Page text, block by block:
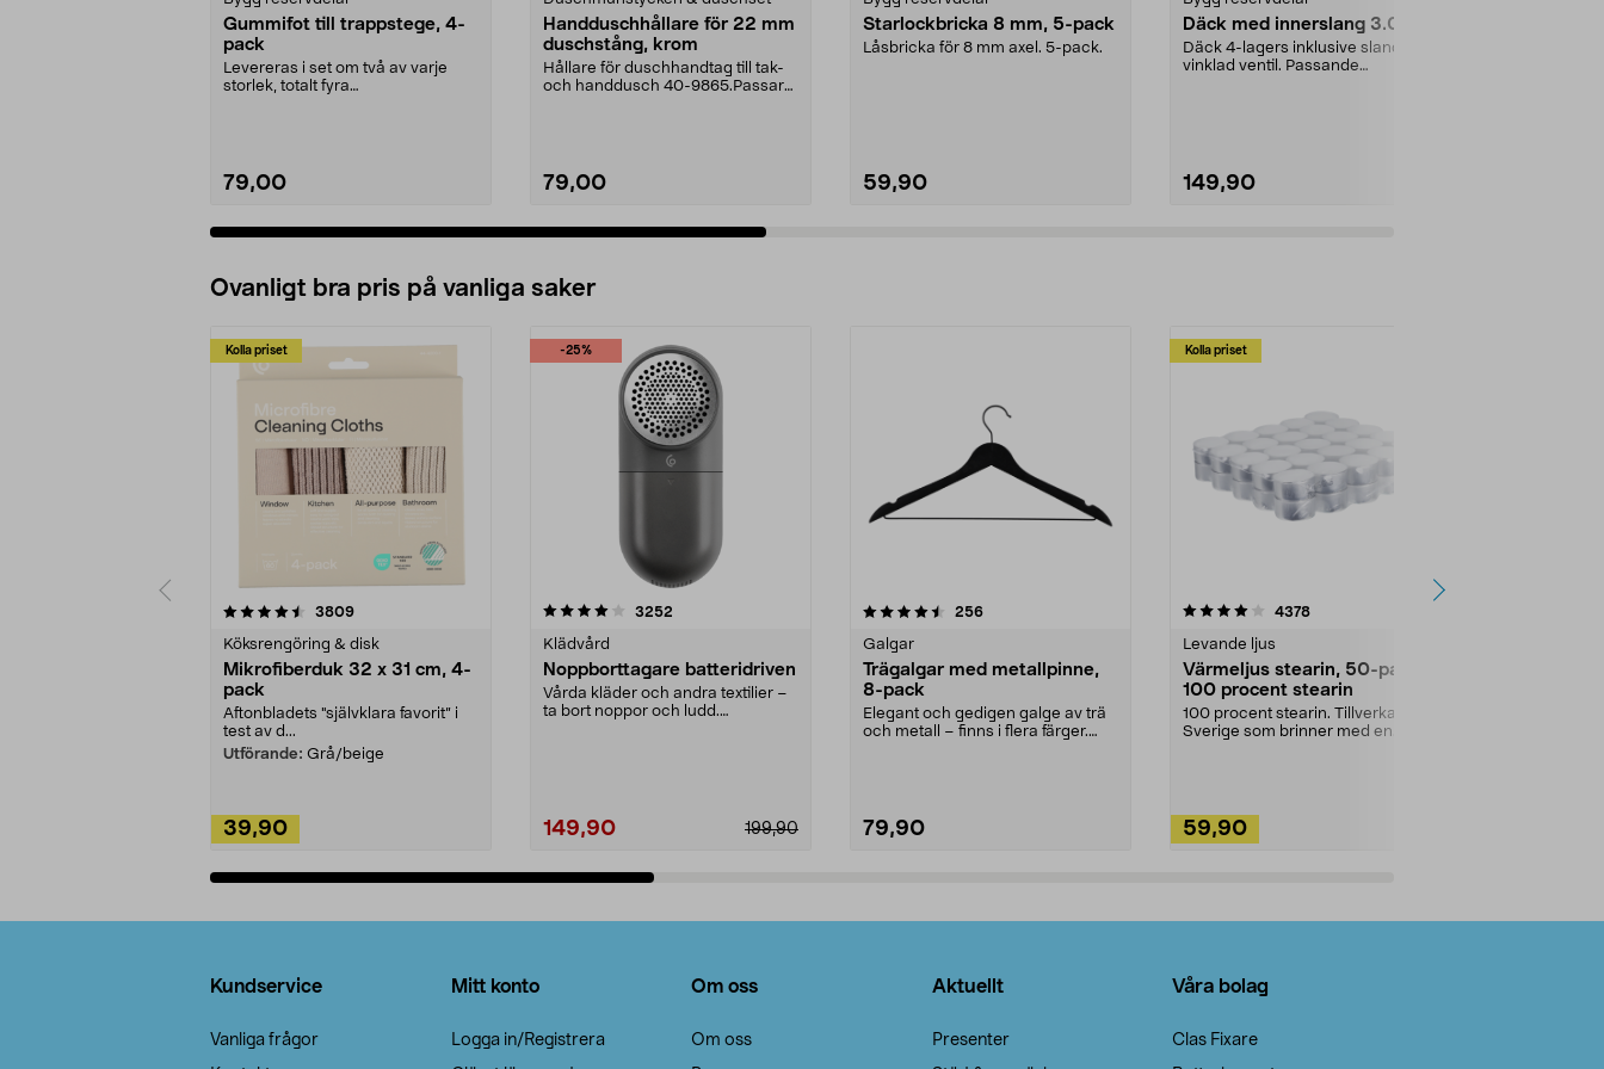
Gummifot till trappstege, 4-
pack
Levereras i set om två av varje
storlek, totalt fyra
79,00
Handduschhållare för 22 mm
duschstång, krom
Hållare för duschhandtag till tak-
och handdusch 40-9865.Passar
79,00
Starlockbricka 8 mm, 5-pack
Låsbricka för 8 mm axel. 5-pack.
59,90
Däck med innerslang 3.00-4
Däck 4-lagers inklusive slang med
vinklad ventil. Passande
149,90
Ovanligt bra pris på vanliga saker
Kolla priset
3809recensioner
Köksrengöring & disk
Mikrofiberduk 32 x 31 cm, 4-
pack
Aftonbladets "självklara favorit” i
test av d...
Utförande: Grå/beige
39,90
-25%
4.0av 5 stjärnor 3252
Klädvård
Noppborttagare batteridriven
Vårda kläder och andra textilier –
ta bort noppor och ludd.
199,90
149,90
4.5av 5 stjärnor 256recensioner
Galgar
Trägalgar med metallpinne,
8-pack
Elegant och gedigen galge av trä
och metall – finns i flera färger.
79,90
Kolla priset
4.0av 5 stjärnor 4378recensioner
Levande ljus
Värmeljus stearin, 50-pack,
100 procent stearin
100 procent stearin. Tillverkade i
Sverige som brinner med en
59,90
4.5av 5 stjärnor
Kundservice
Vanliga frågor
Mitt konto
Logga in/Registrera
Om oss
Om oss
Aktuellt
Presenter
Våra bolag
Clas Fixare